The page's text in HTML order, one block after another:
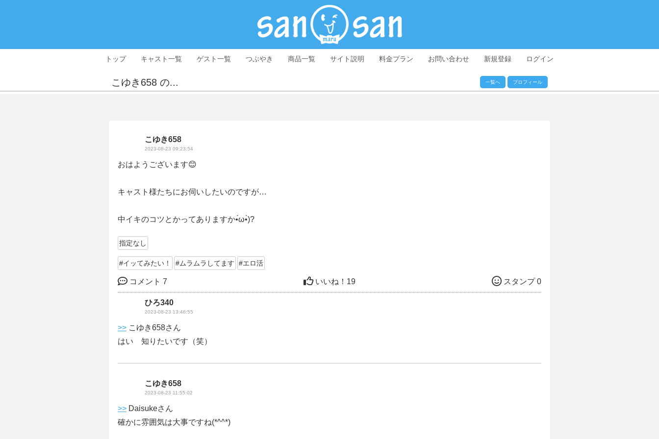
トップ キャスト一覧 ゲスト一覧 つぶやき 商品一覧 サイト説明 料金プラン お問い合わせ 新規登録 ログイン
こゆき658 の... 一覧へ プロフィール
こゆき658
2023-08-23 09:23:54
おはようございます😊
キャスト様たちにお伺いしたいのですが…
中イキのコツとかってありますか•́ω•̀)?
指定なし
#イッてみたい！ #ムラムラしてます #エロ活
コメント 7 いいね！ 19 スタンプ 0
ひろ340
2023-08-23 13:46:55
>> こゆき658さん
はい 知りたいです（笑）
こゆき658
2023-08-23 11:55:02
>> Daisukeさん
確かに雰囲気は大事ですね(*^^*)